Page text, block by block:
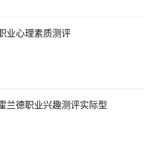
业心理素质测评
兰德职业兴趣测评实际型